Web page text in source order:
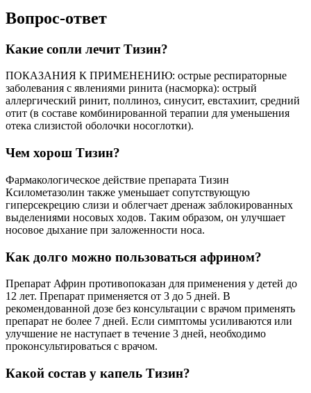
Вопрос-ответ
Какие сопли лечит Тизин?
ПОКАЗАНИЯ К ПРИМЕНЕНИЮ: острые респираторные
заболевания с явлениями ринита (насморка): острый
аллергический ринит, поллиноз, синусит, евстахиит, средний
отит (в составе комбинированной терапии для уменьшения
отека слизистой оболочки носоглотки).
Чем хорош Тизин?
Фармакологическое действие препарата Тизин
Ксилометазолин также уменьшает сопутствующую
гиперсекрецию слизи и облегчает дренаж заблокированных
выделениями носовых ходов. Таким образом, он улучшает
носовое дыхание при заложенности носа.
Как долго можно пользоваться африном?
Препарат Африн противопоказан для применения у детей до
12 лет. Препарат применяется от 3 до 5 дней. В
рекомендованной дозе без консультации с врачом применять
препарат не более 7 дней. Если симптомы усиливаются или
улучшение не наступает в течение 3 дней, необходимо
проконсультироваться с врачом.
Какой состав у капель Тизин?